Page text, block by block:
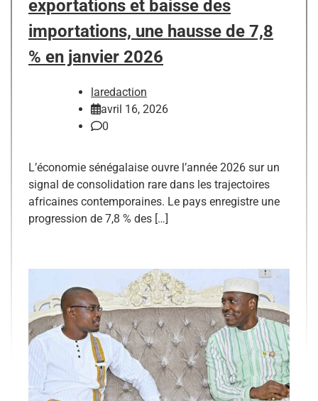
exportations et baisse des
importations, une hausse de 7,8
% en janvier 2026
laredaction
avril 16, 2026
0
L’économie sénégalaise ouvre l’année 2026 sur un
signal de consolidation rare dans les trajectoires
africaines contemporaines. Le pays enregistre une
progression de 7,8 % des […]